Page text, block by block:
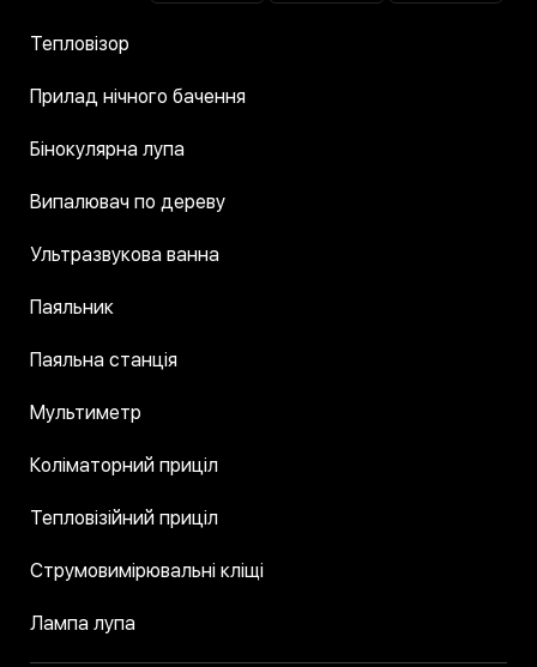
Тепловізор
Прилад нічного бачення
Бінокулярна лупа
Випалювач по дереву
Ультразвукова ванна
Паяльник
Паяльна станція
Мультиметр
Коліматорний приціл
Тепловізійний приціл
Струмовимірювальні кліщі
Лампа лупа